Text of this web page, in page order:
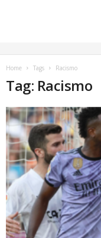
Home Tags Racismo
Tag: Racismo